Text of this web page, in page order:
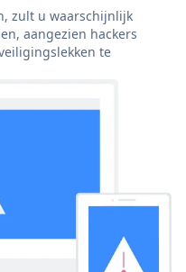
zult u waarschijnlijk
aangezien hackers
te